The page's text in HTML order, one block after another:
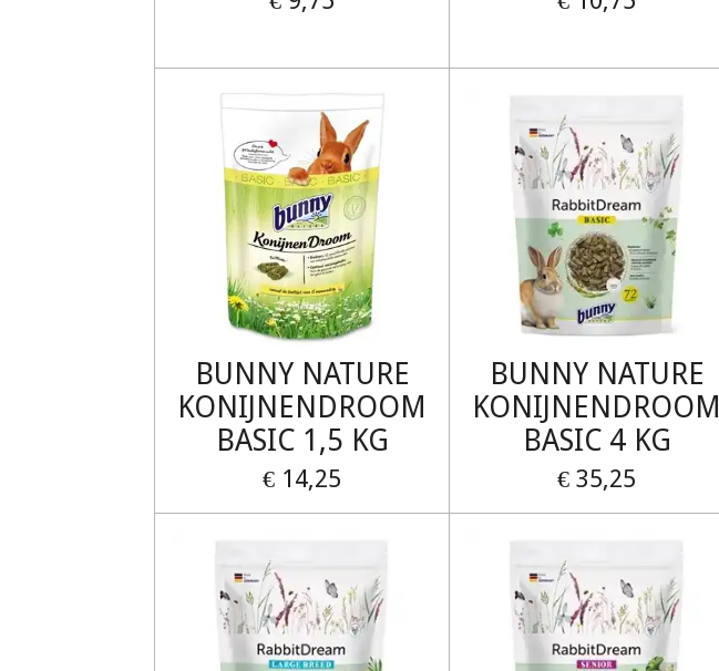
BUNNY NATURE
KONIJNENDROOM
BASIC 1,5 KG
€ 14,25
BUNNY NATURE
KONIJNENDROOM
BASIC 4 KG
€ 35,25